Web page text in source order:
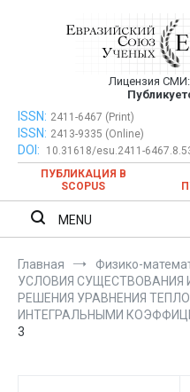
публикация
Лицензия СМИ:
Евразийский Союз
ISSN: 2411-6467 (Print)
ISSN: 2413-9335 (Online)
DOI:
10.31618/esu.2411-
ПУБЛИКАЦИЯ В
SCOPUS
MENU
Главная
Физико-
УСЛОВИЯ СУЩЕСТВОВАНИЯ
РЕШЕНИЯ УРАВНЕНИЯ
ИНТЕГРАЛЬНЫМИ
3